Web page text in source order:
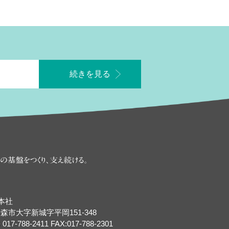
続きを見る
、街に住む人々の
社
市大字新城字平岡151-348
788-2411 FAX:017-788-2301